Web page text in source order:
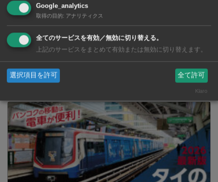
タイの薬いろいろ【タイ・バンコク】 薬局・ドラッグストアで買える
市販薬 2026年最新版！
Google_analytics
取得の目的: アナリティクス
全てのサービスを有効／無効に切り替える。
上記のサービスをまとめて有効または無効に切り替えます。
選択項目を許可 全て許可
Klaro